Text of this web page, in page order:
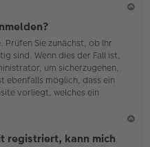
Sie zunächst, ob Ihr
sind. Wenn dies der Fall ist,
um sicherzugehen,
ebenfalls möglich, dass ein
vorliegt, welches ein
registriert, kann mich